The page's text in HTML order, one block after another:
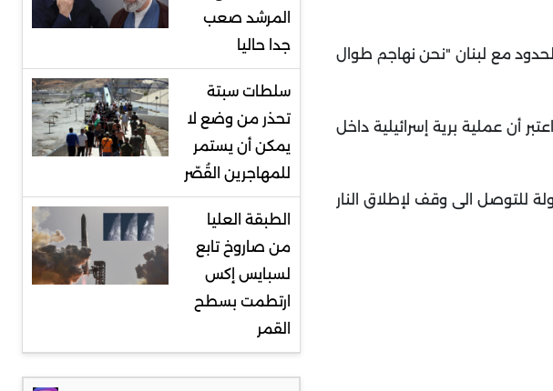
مع لبنان "نحن نهاجم طوال
أن عملية برية إسرائيلية داخل
للتوصل الى وقف لإطلاق النار
المرشد صعب
جدا حاليا
سلطات سبتة
تحذر من وضع لا
يمكن أن يستمر
للمهاجرين القُصّر
الطبقة العليا
من صاروخ تابع
لسبايس إكس
ارتطمت بسطح
القمر